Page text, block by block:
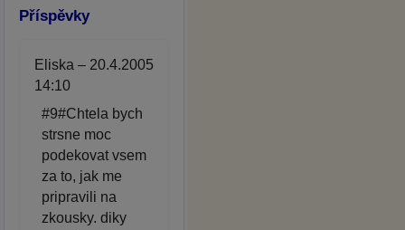
Příspěvky
Eliska – 20.4.2005
14:10
#9#Chtela bych
strsne moc
podekovat vsem
za to, jak me
pripravili na
zkousky. diky